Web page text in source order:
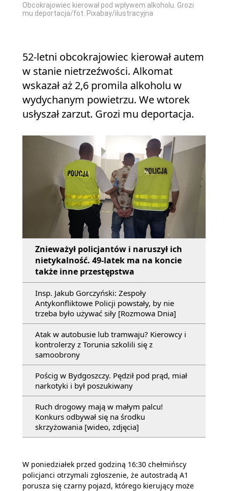
Obcokrajowiec kierował pod wpływem alkoholu. Grozi
mu deportacja/fot. Pixabay/ilustracyjna
52-letni obcokrajowiec kierował autem
w stanie nietrzeźwości. Alkomat
wskazał aż 2,6 promila alkoholu w
wydychanym powietrzu. We wtorek
usłyszał zarzut. Grozi mu deportacja.
Znieważył policjantów i naruszył ich
nietykalność. 49-latek ma na koncie
także inne przestępstwa
Insp. Jakub Gorczyński: Zespoły
Antykonfliktowe Policji powstały, by nie
trzeba było używać siły [Rozmowa Dnia]
Atak w autobusie lub tramwaju? Kierowcy i
kontrolerzy z Torunia szkolili się z
samoobrony
Pościg w Bydgoszczy. Pędził pod prąd, miał
narkotyki i był poszukiwany
Ruch drogowy mają w małym palcu!
Konkurs odbywał się na środku
skrzyżowania [wideo, zdjęcia]
W poniedziałek przed godziną 16:30 chełmińscy
policjanci otrzymali zgłoszenie, że autostradą A1
porusza się czarny pojazd, którego kierujący może